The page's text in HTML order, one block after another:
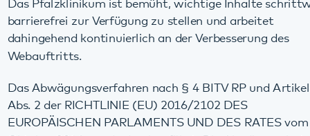
ergeben, dass großteils ein Nachpflegen der Funktionen bei
der aktuell bestehenden Website unwirtschaftlich ist, weil
hohe Kosten hierfür entstehen würden.
Bis zum Relaunch der Website wird kontinuierlich an
der Barrierefreiheit gearbeitet.
Erstellung dieser Erklärung zur
Barrierefreiheit